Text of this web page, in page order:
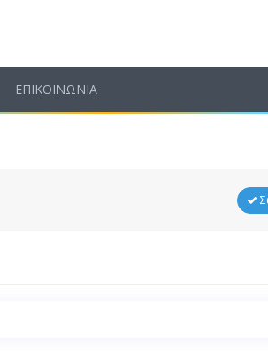
ΕΠΙΚΟΙΝΩΝΙΑ